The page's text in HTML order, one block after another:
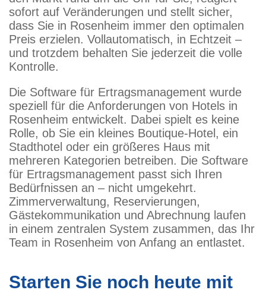
sofort auf Veränderungen und stellt sicher,
dass Sie in Rosenheim immer den optimalen
Preis erzielen. Vollautomatisch, in Echtzeit –
und trotzdem behalten Sie jederzeit die volle
Kontrolle.
Die Software für Ertragsmanagement wurde
speziell für die Anforderungen von Hotels in
Rosenheim entwickelt. Dabei spielt es keine
Rolle, ob Sie ein kleines Boutique-Hotel, ein
Stadthotel oder ein größeres Haus mit
mehreren Kategorien betreiben. Die Software
für Ertragsmanagement passt sich Ihren
Bedürfnissen an – nicht umgekehrt.
Zimmerverwaltung, Reservierungen,
Gästekommunikation und Abrechnung laufen
in einem zentralen System zusammen, das Ihr
Team in Rosenheim von Anfang an entlastet.
Starten Sie noch heute mit